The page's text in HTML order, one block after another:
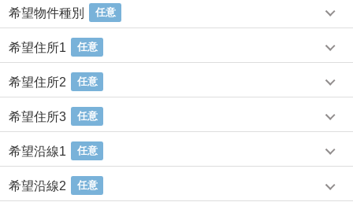
希望物件種別 任意
希望住所1 任意
希望住所2 任意
希望住所3 任意
希望沿線1 任意
希望沿線2 任意